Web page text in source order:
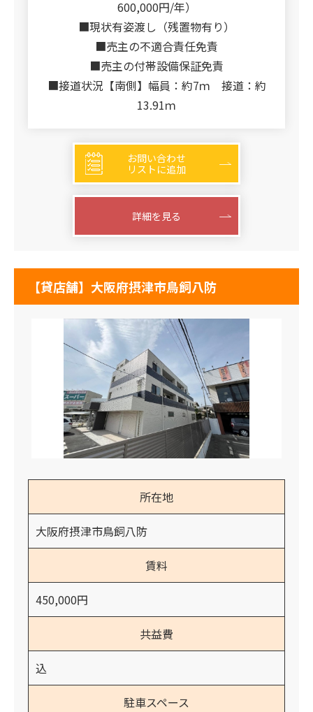
600,000円/年）
■現状有姿渡し（残置物有り）
■売主の不適合責任免責
■売主の付帯設備保証免責
■接道状況【南側】幅員：約7ｍ 接道：約
13.91ｍ
お問い合わせ
リストに追加
詳細を見る
【貸店舗】大阪府摂津市鳥飼八防
所在地
大阪府摂津市鳥飼八防
賃料
450,000円
共益費
込
駐車スペース